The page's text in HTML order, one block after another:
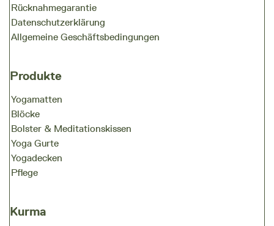
Rücknahmegarantie
Datenschutzerklärung
Allgemeine Geschäftsbedingungen
Produkte
Yogamatten
Blöcke
Bolster & Meditationskissen
Yoga Gurte
Yogadecken
Pflege
Kurma